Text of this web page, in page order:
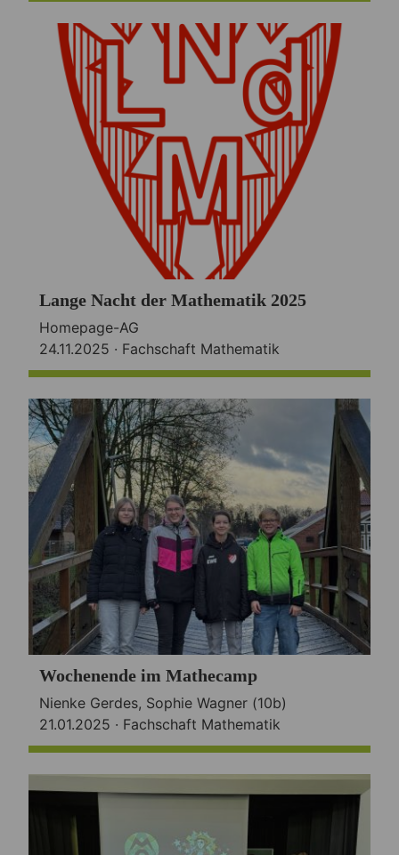
Lange Nacht der Mathematik 2025
Homepage-AG
24.11.2025 · Fachschaft Mathematik
Wochenende im Mathecamp
Nienke Gerdes, Sophie Wagner (10b)
21.01.2025 · Fachschaft Mathematik